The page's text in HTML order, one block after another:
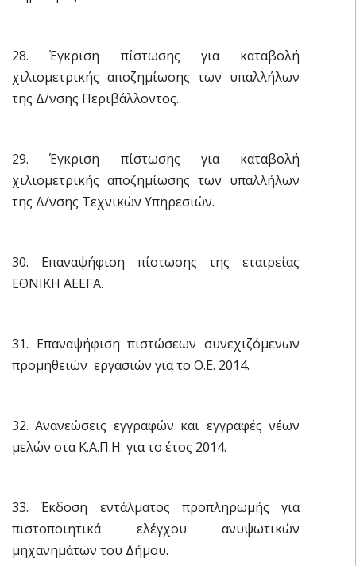
28. Έγκριση πίστωσης για καταβολή
χιλιομετρικής αποζημίωσης των υπαλλήλων
της Δ/νσης Περιβάλλοντος.
29. Έγκριση πίστωσης για καταβολή
χιλιομετρικής αποζημίωσης των υπαλλήλων
της Δ/νσης Τεχνικών Υπηρεσιών.
30. Επαναψήφιση πίστωσης της εταιρείας
ΕΘΝΙΚΗ ΑΕΕΓΑ.
31. Επαναψήφιση πιστώσεων συνεχιζόμενων
προμηθειών  εργασιών για το Ο.Ε. 2014.
32. Ανανεώσεις εγγραφών και εγγραφές νέων
μελών στα Κ.Α.Π.Η. για το έτος 2014.
33. Έκδοση εντάλματος προπληρωμής για
πιστοποιητικά ελέγχου ανυψωτικών
μηχανημάτων του Δήμου.